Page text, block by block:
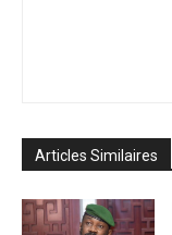
Articles Similaires